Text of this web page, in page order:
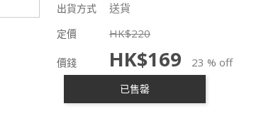
出貨方式 送貨
定價 HK$220
價錢 HK$169 23 % off
已售罄